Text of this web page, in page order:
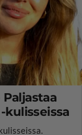
kulisseissa